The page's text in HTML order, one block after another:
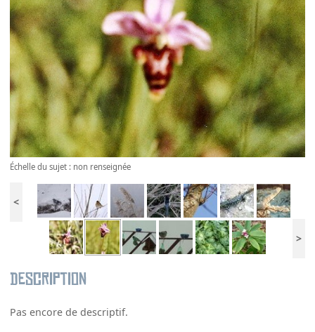
Échelle du sujet : non renseignée
<
>
Description
Pas encore de descriptif.